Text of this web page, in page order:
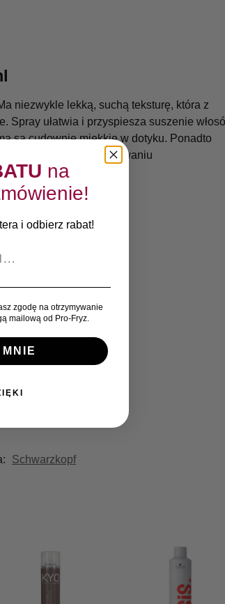
niezwykle lekką, suchą teksturę, która z
Spray ułatwia i przyspiesza suszenie
są cudownie miękkie w dotyku. Ponadto
w podróży w poszukiwaniu
Schwarzkopf
na
i odbierz rabat!
zgodę na otrzymywanie
mailową od Pro-Fryz.